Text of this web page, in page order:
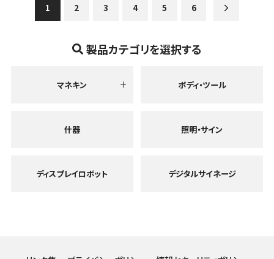
1 2 3 4 5 6
製品カテゴリを選択する
マネキン ボディ・ツール
什器 照明・サイン
ディスプレイロボット デジタルサイネージ